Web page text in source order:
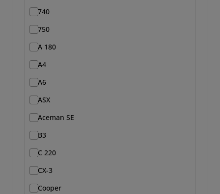
740
750
A 180
A4
A6
ASX
Aceman SE
B3
C 220
CX-3
Cooper